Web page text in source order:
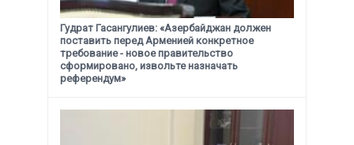
Гудрат Гасангулиев: «Азербайджан должен
поставить перед Арменией конкретное
требование - новое правительство
сформировано, извольте назначать
референдум»